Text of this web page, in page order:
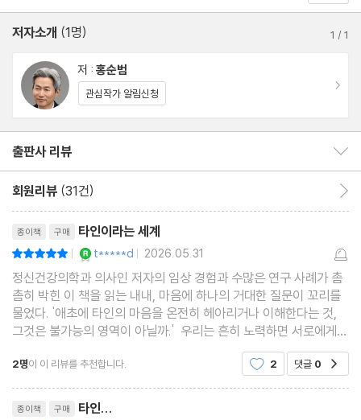
3장 우리의 마음: 인간 마음의 기원과 작동법
마음은 어디에서 오는가
휴식하는 뇌
집중하는 뇌
마음을 돌보는 현실적인 방법
인생에서 중요한 문제에 부딪혔을 때
4장 마음 너머로: 마음이 남긴 여섯 개의 단상
공감의 두 얼굴
가장 성숙한 공감이란
저자소개 (1명) 1 /1
저 : 홍순범
관심작가 알림신청
출판사 리뷰
회원리뷰 (31건)
종이책 구매 타인이라는 세계
| t*****d | 2026.05.31
정신건강의학과 의사인 저자의 임상 경험과 수많은 연구 사례가 촘
촘히 박힌 이 책을 읽는 내내, 마음에 하나의 거대한 질문이 꼬리를
물었다. '애초에 타인의 마음을 온전히 헤아리거나 이해한다는 것,
그것은 불가능의 영역이 아닐까.' 우리는 흔히 노력하면 서로에게
가닿을 수 있을 거라 믿는다. 하지만 책을 덮으며 내린 결론은 서늘
했다. 인간은 저마다의 상처와 역사, 왜곡된
2명이 이 리뷰를 추천합니다. 2 댓글 0
종이책 구매 타인...